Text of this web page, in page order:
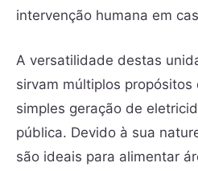
intervenção humana em
A versatilidade destas
sirvam múltiplos
simples geração de
pública. Devido à sua
são ideais para alimentar